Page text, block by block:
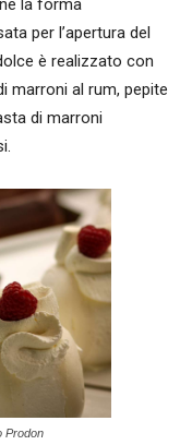
la forma
per l’apertura del
è realizzato con
marroni al rum, pepite
di marroni
Prodon